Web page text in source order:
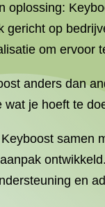
oplossing:
gericht op
om ervoor
anders dan
wat je hoeft te
samen
en